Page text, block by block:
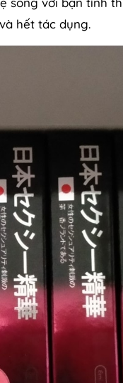
hết tác dụng.